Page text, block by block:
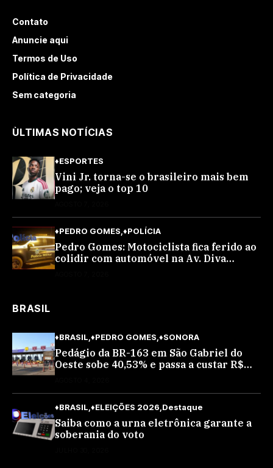
Contato
Anuncie aqui
Termos de Uso
Política de Privacidade
Sem categoria
ÙLTIMAS NOTÍCIAS
♦ESPORTES
Vini Jr. torna-se o brasileiro mais bem
pago; veja o top 10
♦PEDRO GOMES ♦POLÍCIA
Pedro Gomes: Motociclista fica ferido ao
colidir com automóvel na Av. Diva
BRASIL
♦BRASIL ♦PEDRO GOMES ♦SONORA
Pedágio da BR-163 em São Gabriel do
Oeste sobe 40,53% e passa a custar R$
♦BRASIL ♦ELEIÇÕES 2026 Destaque
Saiba como a urna eletrônica garante a
soberania do voto